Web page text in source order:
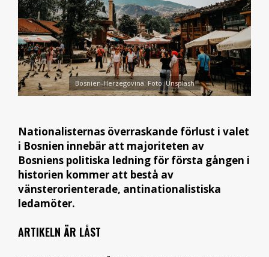
Bosnien-Herzegovina. Foto: Unsplash
Nationalisternas överraskande förlust i valet
i Bosnien innebär att majoriteten av
Bosniens politiska ledning för första gången i
historien kommer att bestå av
vänsterorienterade, antinationalistiska
ledamöter.
ARTIKELN ÄR LÅST